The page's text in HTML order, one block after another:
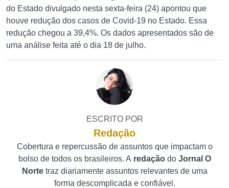
do Estado divulgado nesta sexta-feira (24) apontou que
houve redução dos casos de Covid-19 no Estado. Essa
redução chegou a 39,4%. Os dados apresentados são de
uma análise feita até o dia 18 de julho.
ESCRITO POR
Redação
Cobertura e repercussão de assuntos que impactam o
bolso de todos os brasileiros. A redação do Jornal O
Norte traz diariamente assuntos relevantes de uma
forma descomplicada e confiável.